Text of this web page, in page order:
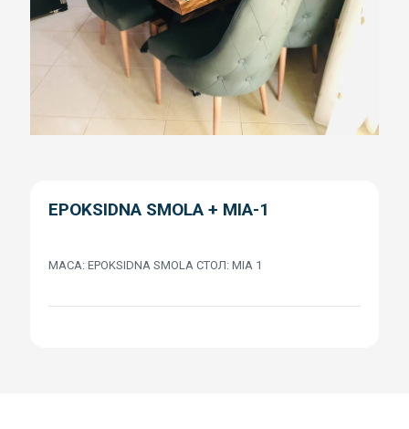
EPOKSIDNA SMOLA + MIA-1
МАСА: EPOKSIDNA SMOLA СТОЛ: MIA 1